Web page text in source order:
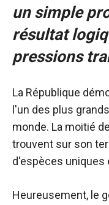
un simple
résultat
pressions
La République
l'un des plus
monde. La moitié
trouvent sur son
d'espèces uniques
Heureusement, le